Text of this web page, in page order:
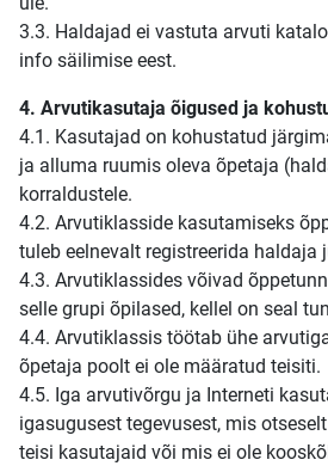
3.3. Haldajad ei vastuta arvuti
info säilimise eest.
4. Arvutikasutaja õigused ja
4.1. Kasutajad on kohustatud
ja alluma ruumis oleva õpetaja
korraldustele.
4.2. Arvutiklasside kasutamiseks
tuleb eelnevalt registreerida haldaja
4.3. Arvutiklassides võivad
selle grupi õpilased, kellel on seal
4.4. Arvutiklassis töötab ühe
õpetaja poolt ei ole määratud teisiti.
4.5. Iga arvutivõrgu ja Interneti
igasugusest tegevusest, mis
teisi kasutajaid või mis ei ole